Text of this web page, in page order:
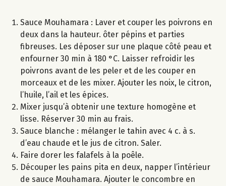
Sauce Mouhamara : Laver et couper les poivrons en
deux dans la hauteur. ôter pépins et parties
fibreuses. Les déposer sur une plaque côté peau et
enfourner 30 min à 180 °C. Laisser refroidir les
poivrons avant de les peler et de les couper en
morceaux et de les mixer. Ajouter les noix, le citron,
l’huile, l’ail et les épices.
Mixer jusqu’à obtenir une texture homogène et
lisse. Réserver 30 min au frais.
Sauce blanche : mélanger le tahin avec 4 c. à s.
d’eau chaude et le jus de citron. Saler.
Faire dorer les falafels à la poêle.
Découper les pains pita en deux, napper l’intérieur
de sauce Mouhamara. Ajouter le concombre en